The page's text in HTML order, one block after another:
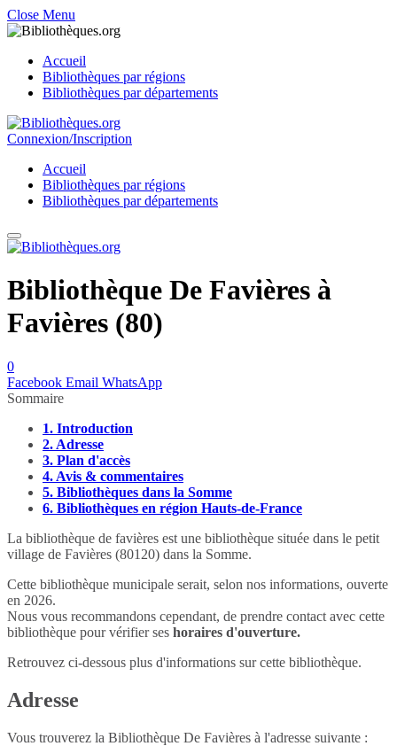
Close Menu
Accueil
Bibliothèques par régions
Bibliothèques par départements
Connexion/Inscription
Accueil
Bibliothèques par régions
Bibliothèques par départements
Bibliothèque De Favières à
Favières (80)
0
Facebook Email WhatsApp
Sommaire
1. Introduction
2. Adresse
3. Plan d'accès
4. Avis & commentaires
5. Bibliothèques dans la Somme
6. Bibliothèques en région Hauts-de-France
La bibliothèque de favières est une bibliothèque située dans le petit
village de Favières (80120) dans la Somme.
Cette bibliothèque municipale serait, selon nos informations, ouverte
en 2026.
Nous vous recommandons cependant, de prendre contact avec cette
bibliothèque pour vérifier ses horaires d'ouverture.
Retrouvez ci-dessous plus d'informations sur cette bibliothèque.
Adresse
Vous trouverez la Bibliothèque De Favières à l'adresse suivante :